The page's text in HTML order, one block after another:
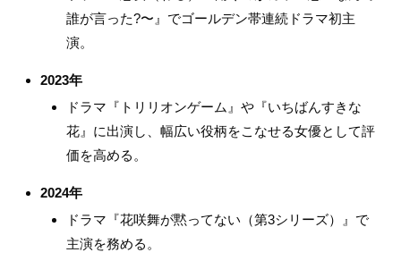
誰が言った?〜』でゴールデン帯連続ドラマ初主
演。
2023年
ドラマ『トリリオンゲーム』や『いちばんすきな
花』に出演し、幅広い役柄をこなせる女優として評
価を高める。
2024年
ドラマ『花咲舞が黙ってない（第3シリーズ）』で
主演を務める。